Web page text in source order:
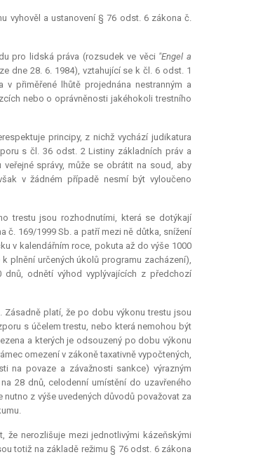
vyhověl a ustanovení § 76 odst. 6 zákona č.
pro lidská práva (rozsudek ve věci "Engel a
ze dne 28. 6. 1984), vztahující se k čl. 6 odst. 1
přiměřené lhůtě projednána nestranným a
nebo o oprávněnosti jakéhokoli trestního
principy, z nichž vychází judikatura
s čl. 36 odst. 2 Listiny základních práv a
správy, může se obrátit na soud, aby
v žádném případě nesmí být vyloučeno
trestu jsou rozhodnutími, která se dotýkají
č. 169/1999 Sb. a patří mezi ně důtka, snížení
v kalendářním roce, pokuta až do výše 1000
plnění určených úkolů programu zacházení),
odnětí výhod vyplývajících z předchozí
Zásadně platí, že po dobu výkonu trestu jsou
s účelem trestu, nebo která nemohou být
a kterých je odsouzený po dobu výkonu
omezení v zákoně taxativně vypočtených,
na povaze a závažnosti sankce) výrazným
28 dnů, celodenní umístění do uzavřeného
z výše uvedených důvodů považovat za
že nerozlišuje mezi jednotlivými kázeňskými
totiž na základě režimu § 76 odst. 6 zákona